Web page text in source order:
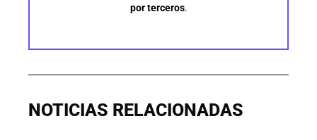
por terceros.
NOTICIAS RELACIONADAS